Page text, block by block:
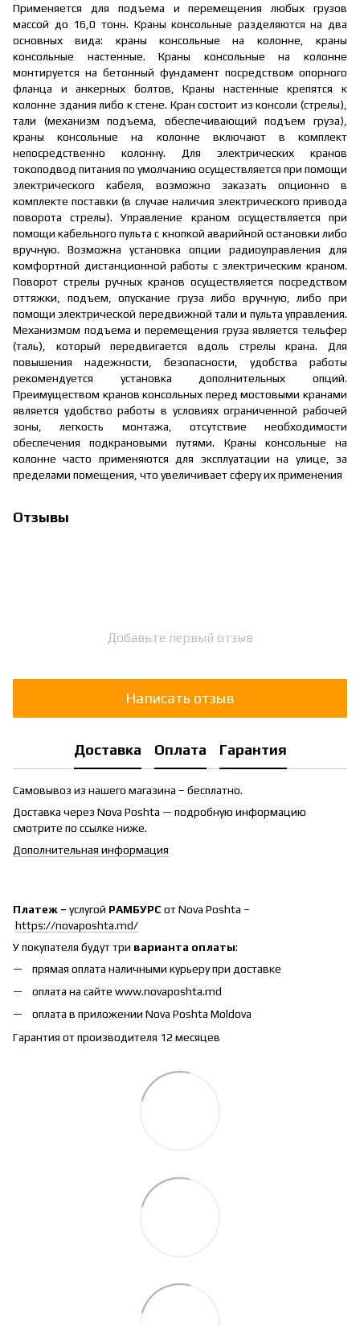
Применяется для подъема и перемещения любых грузов
массой до 16,0 тонн. Краны консольные разделяются на два
основных вида: краны консольные на колонне, краны
консольные настенные. Краны консольные на колонне
монтируется на бетонный фундамент посредством опорного
фланца и анкерных болтов, Краны настенные крепятся к
колонне здания либо к стене. Кран состоит из консоли (стрелы),
тали (механизм подъема, обеспечивающий подъем груза),
краны консольные на колонне включают в комплект
непосредственно колонну. Для электрических кранов
токоподвод питания по умолчанию осуществляется при помощи
электрического кабеля, возможно заказать опционно в
комплекте поставки (в случае наличия электрического привода
поворота стрелы). Управление краном осуществляется при
помощи кабельного пульта с кнопкой аварийной остановки либо
вручную. Возможна установка опции радиоуправления для
комфортной дистанционной работы с электрическим краном.
Поворот стрелы ручных кранов осуществляется посредством
оттяжки, подъем, опускание груза либо вручную, либо при
помощи электрической передвижной тали и пульта управления.
Механизмом подъема и перемещения груза является тельфер
(таль), который передвигается вдоль стрелы крана. Для
повышения надежности, безопасности, удобства работы
рекомендуется установка дополнительных опций.
Преимуществом кранов консольных перед мостовыми кранами
является удобство работы в условиях ограниченной рабочей
зоны, легкость монтажа, отсутствие необходимости
обеспечения подкрановыми путями. Краны консольные на
колонне часто применяются для эксплуатации на улице, за
пределами помещения, что увеличивает сферу их применения
Отзывы
Добавьте первый отзыв
Написать отзыв
Доставка Оплата Гарантия
Самовывоз из нашего магазина – бесплатно.
Доставка через Nova Poshta — подробную информацию
смотрите по ссылке ниже.
Дополнительная информация
Платеж – услугой РАМБУРС от Nova Poshta –
https://novaposhta.md/
У покупателя будут три варианта оплаты:
прямая оплата наличными курьеру при доставке
оплата на сайте www.novaposhta.md
оплата в приложении Nova Poshta Moldova
Гарантия от производителя 12 месяцев